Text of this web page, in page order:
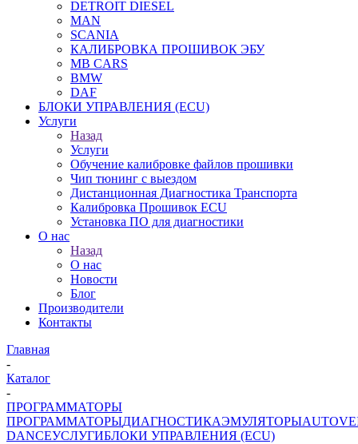
DETROIT DIESEL
MAN
SCANIA
КАЛИБРОВКА ПРОШИВОК ЭБУ
MB CARS
BMW
DAF
БЛОКИ УПРАВЛЕНИЯ (ECU)
Услуги
Назад
Услуги
Обучение калибровке файлов прошивки
Чип тюнинг с выездом
Дистанционная Диагностика Транспорта
Калибровка Прошивок ECU
Установка ПО для диагностики
О нас
Назад
О нас
Новости
Блог
Производители
Контакты
Главная
-
Каталог
-
ПРОГРАММАТОРЫ
ПРОГРАММАТОРЫДИАГНОСТИКАЭМУЛЯТОРЫ
DANCEУСЛУГИБЛОКИ УПРАВЛЕНИЯ (ECU)